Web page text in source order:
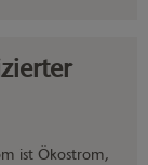
ist Ökostrom,